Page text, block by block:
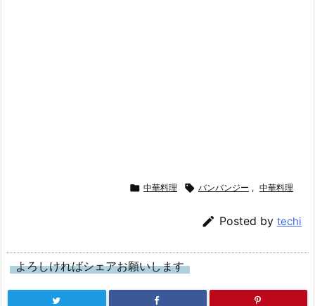
 中華料理  バンバンジー , 中華料理
 Posted by techi
よろしければシェアお願いします